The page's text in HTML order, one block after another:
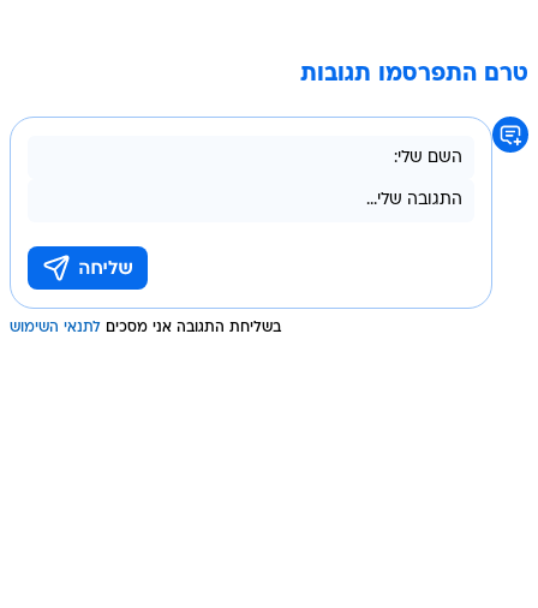
טרם התפרסמו תגובות
בשליחת התגובה אני מסכים לתנאי השימוש